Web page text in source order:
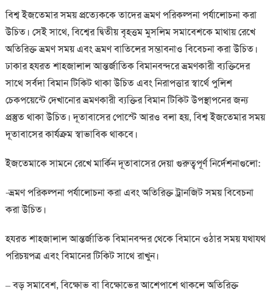
বিশ্ব ইজতেমার সময় প্রত্যেককে তাদের ভ্রমণ পরিকল্পনা পর্যালোচনা করা
উচিত। সেই সাথে, বিশ্বের দ্বিতীয় বৃহত্তম মুসলিম সমাবেশকে মাথায় রেখে
অতিরিক্ত ভ্রমণ সময় এবং ভ্রমণ বাতিলের সম্ভাবনাও বিবেচনা করা উচিত।
ঢাকার হযরত শাহজালাল আন্তর্জাতিক বিমানবন্দরে ভ্রমণকারী ব্যক্তিদের
সাথে সর্বদা বিমান টিকিট থাকা উচিত এবং নিরাপত্তার স্বার্থে পুলিশ
চেকপয়েন্টে দেখানোর ভ্রমণকারী ব্যক্তির বিমান টিকিট উপস্থাপনের জন্য
প্রস্তুত থাকা উচিত। দূতাবাসের পোস্টে আরও বলা হয়, বিশ্ব ইজতেমার সময়
দূতাবাসের কার্যক্রম স্বাভাবিক থাকবে।
ইজতেমাকে সামনে রেখে মার্কিন দূতাবাসের দেয়া গুরুত্বপূর্ণ নির্দেশনাগুলো:
-ভ্রমণ পরিকল্পনা পর্যালোচনা করা এবং অতিরিক্ত ট্রানজিট সময় বিবেচনা
করা উচিত।
হযরত শাহজালাল আন্তর্জাতিক বিমানবন্দর থেকে বিমানে ওঠার সময় যথাযথ
পরিচয়পত্র এবং বিমানের টিকিট সাথে রাখুন।
– বড় সমাবেশ, বিক্ষোভ বা বিক্ষোভের আশেপাশে থাকলে অতিরিক্ত